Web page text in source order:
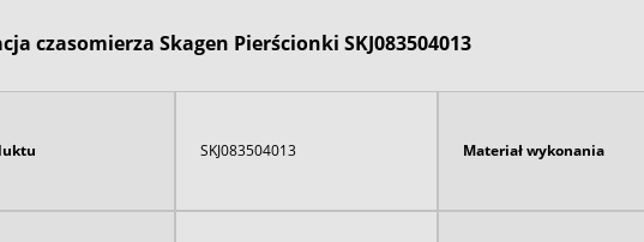
czasomierza Skagen Pierścionki SKJ083504013
SKJ083504013 Materiał wykonania